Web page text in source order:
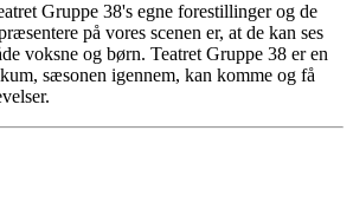
Gruppe 38's egne forestillinger og de
på vores scenen er, at de kan ses
voksne og børn. Teatret Gruppe 38 er en
sæsonen igennem, kan komme og få